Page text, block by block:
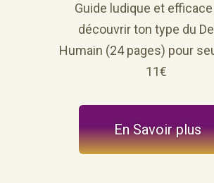
Guide ludique et
découvrir ton type du
Humain (24 pages) pour
11€
En Savoir plus